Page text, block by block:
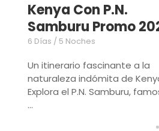
Kenya Con P.N.
Samburu Promo
6 Días / 5 Noches
Un itinerario fascinante a la
naturaleza indómita de
Explora el P.N. Samburu,
...